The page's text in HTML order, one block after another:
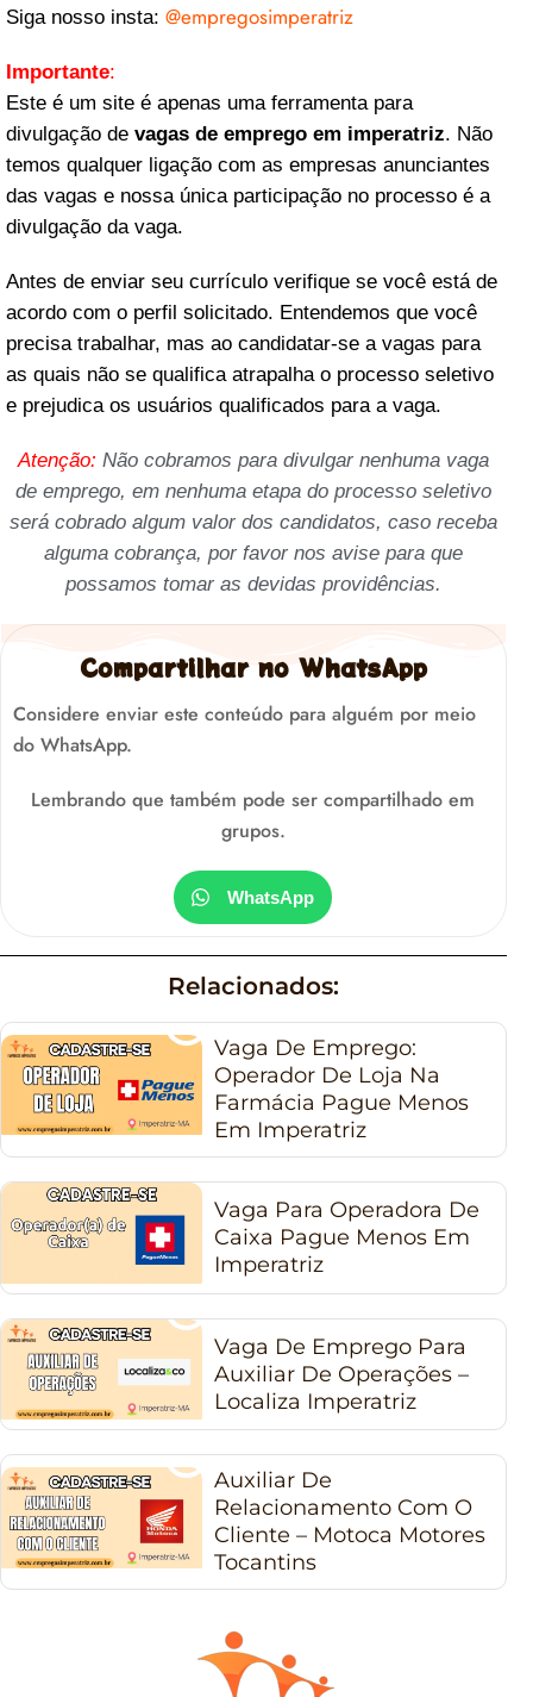
Siga nosso insta: @empregosimperatriz
Importante:
Este é um site é apenas uma ferramenta para
divulgação de vagas de emprego em imperatriz. Não
temos qualquer ligação com as empresas anunciantes
das vagas e nossa única participação no processo é a
divulgação da vaga.
Antes de enviar seu currículo verifique se você está de
acordo com o perfil solicitado. Entendemos que você
precisa trabalhar, mas ao candidatar-se a vagas para
as quais não se qualifica atrapalha o processo seletivo
e prejudica os usuários qualificados para a vaga.
Atenção: Não cobramos para divulgar nenhuma vaga
de emprego, em nenhuma etapa do processo seletivo
será cobrado algum valor dos candidatos, caso receba
alguma cobrança, por favor nos avise para que
possamos tomar as devidas providências.
Compartilhar no WhatsApp
Considere enviar este conteúdo para alguém por meio
do WhatsApp.
Lembrando que também pode ser compartilhado em
grupos.
WhatsApp
Relacionados:
Vaga De Emprego:
Operador De Loja Na
Farmácia Pague Menos
Em Imperatriz
Vaga Para Operadora De
Caixa Pague Menos Em
Imperatriz
Vaga De Emprego Para
Auxiliar De Operações –
Localiza Imperatriz
Auxiliar De
Relacionamento Com O
Cliente – Motoca Motores
Tocantins